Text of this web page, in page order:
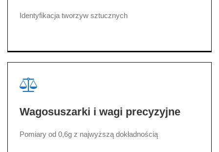
Identyfikacja tworzyw sztucznych
Wagosuszarki i wagi precyzyjne
Pomiary od 0,6g z najwyższą dokładnością